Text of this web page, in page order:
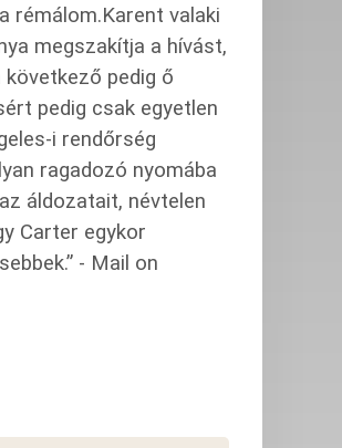
rémálom.Karent valaki
megszakítja a hívást,
pedig ő
pedig csak egyetlen
i rendőrség
ragadozó nyomába
áldozatait, névtelen
Carter egykor
- Mail on